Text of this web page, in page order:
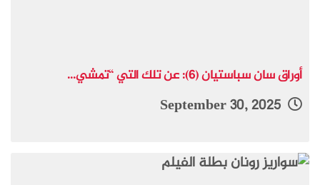
أوراق سان سباستيان (6): عن تلك التي “تمشي...